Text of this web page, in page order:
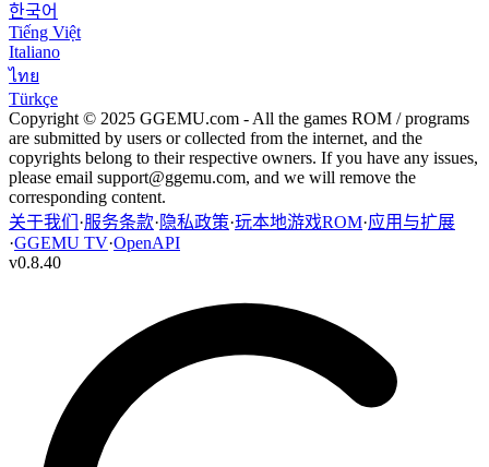
한국어
Tiếng Việt
Italiano
ไทย
Türkçe
Copyright © 2025 GGEMU.com - All the games ROM / programs
are submitted by users or collected from the internet, and the
copyrights belong to their respective owners. If you have any issues,
please email support@ggemu.com, and we will remove the
corresponding content.
关于我们 ·服务条款· 隐私政策·玩本地游戏ROM·应用与扩展
·GGEMU TV·OpenAPI
v0.8.40